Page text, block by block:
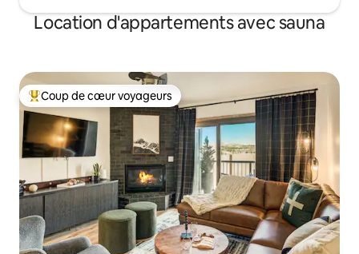
Location d'appartements avec sauna
Coups de cœur voyageurs les plus appréciés
Coup de cœur voyageurs